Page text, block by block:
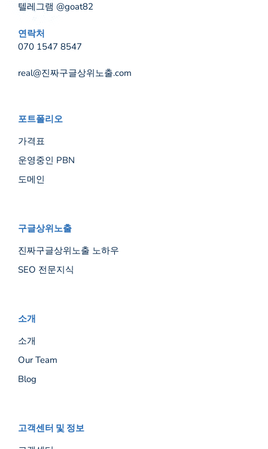
텔레그램 @goat82
연락처
070 1547 8547
real@진짜구글상위노출.com
포트폴리오
가격표
운영중인 PBN
도메인
구글상위노출
진짜구글상위노출 노하우
SEO 전문지식
소개
소개
Our Team
Blog
고객센터 및 정보